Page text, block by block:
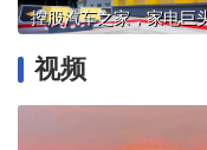
视频